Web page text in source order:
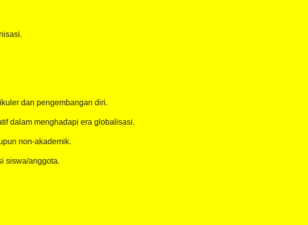
dan pengembangan diri.
dalam menghadapi era globalisasi.
non-akademik.
siswa/anggota.